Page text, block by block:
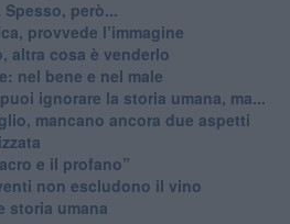
però...
provvede l’immagine
altra cosa è venderlo
nel bene e nel male
ignorare la storia umana, ma...
mancano ancora due aspetti
e il profano”
non escludono il vino
storia umana